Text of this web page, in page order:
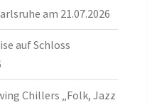
am 21.07.2026
auf Schloss
Chillers „Folk, Jazz